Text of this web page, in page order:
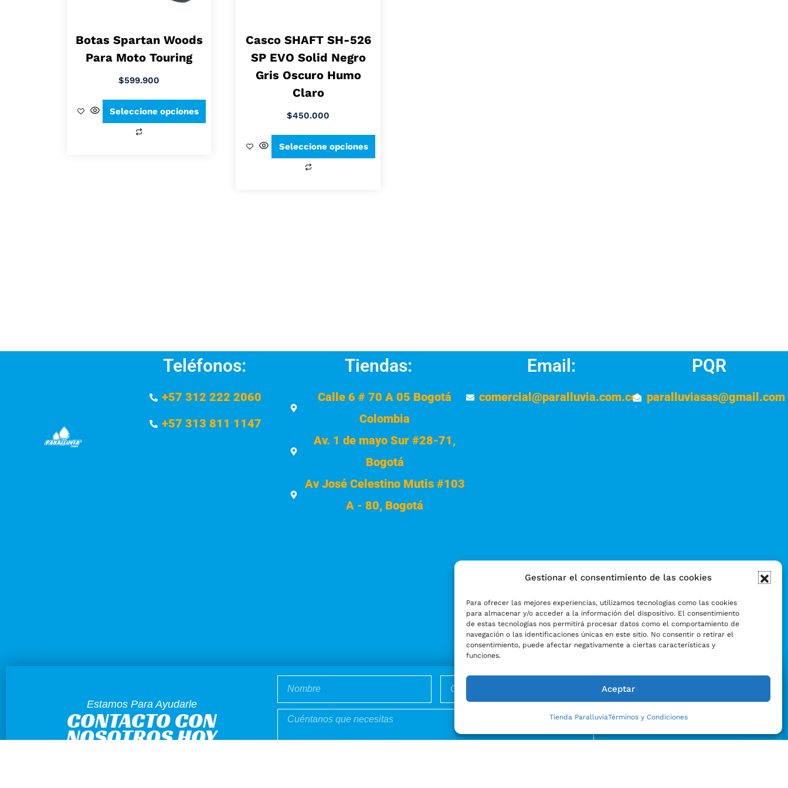
Gestionar el consentimiento de las cookies
Para ofrecer las mejores experiencias, utilizamos tecnologías como las cookies
para almacenar y/o acceder a la información del dispositivo. El consentimiento
de estas tecnologías nos permitirá procesar datos como el comportamiento de
navegación o las identificaciones únicas en este sitio. No consentir o retirar el
consentimiento, puede afectar negativamente a ciertas características y
funciones.
Aceptar
Tienda ParalluviaTérminos y Condiciones
Botas Spartan Woods
Para Moto Touring
$599.900
Seleccione opciones
Casco SHAFT SH-526
SP EVO Solid Negro
Gris Oscuro Humo
Claro
$450.000
Seleccione opciones
Teléfonos:
+57 312 222 2060
+57 313 811 1147
Tiendas:
Calle 6 # 70 A 05 Bogotá
Colombia
Av. 1 de mayo Sur #28-71,
Bogotá
Av José Celestino Mutis #103
A - 80, Bogotá
Email:
comercial@paralluvia.com.co
PQR
paralluviasas@gmail.com
Estamos Para Ayudarle
CONTACTO CON
NOSOTROS HOY